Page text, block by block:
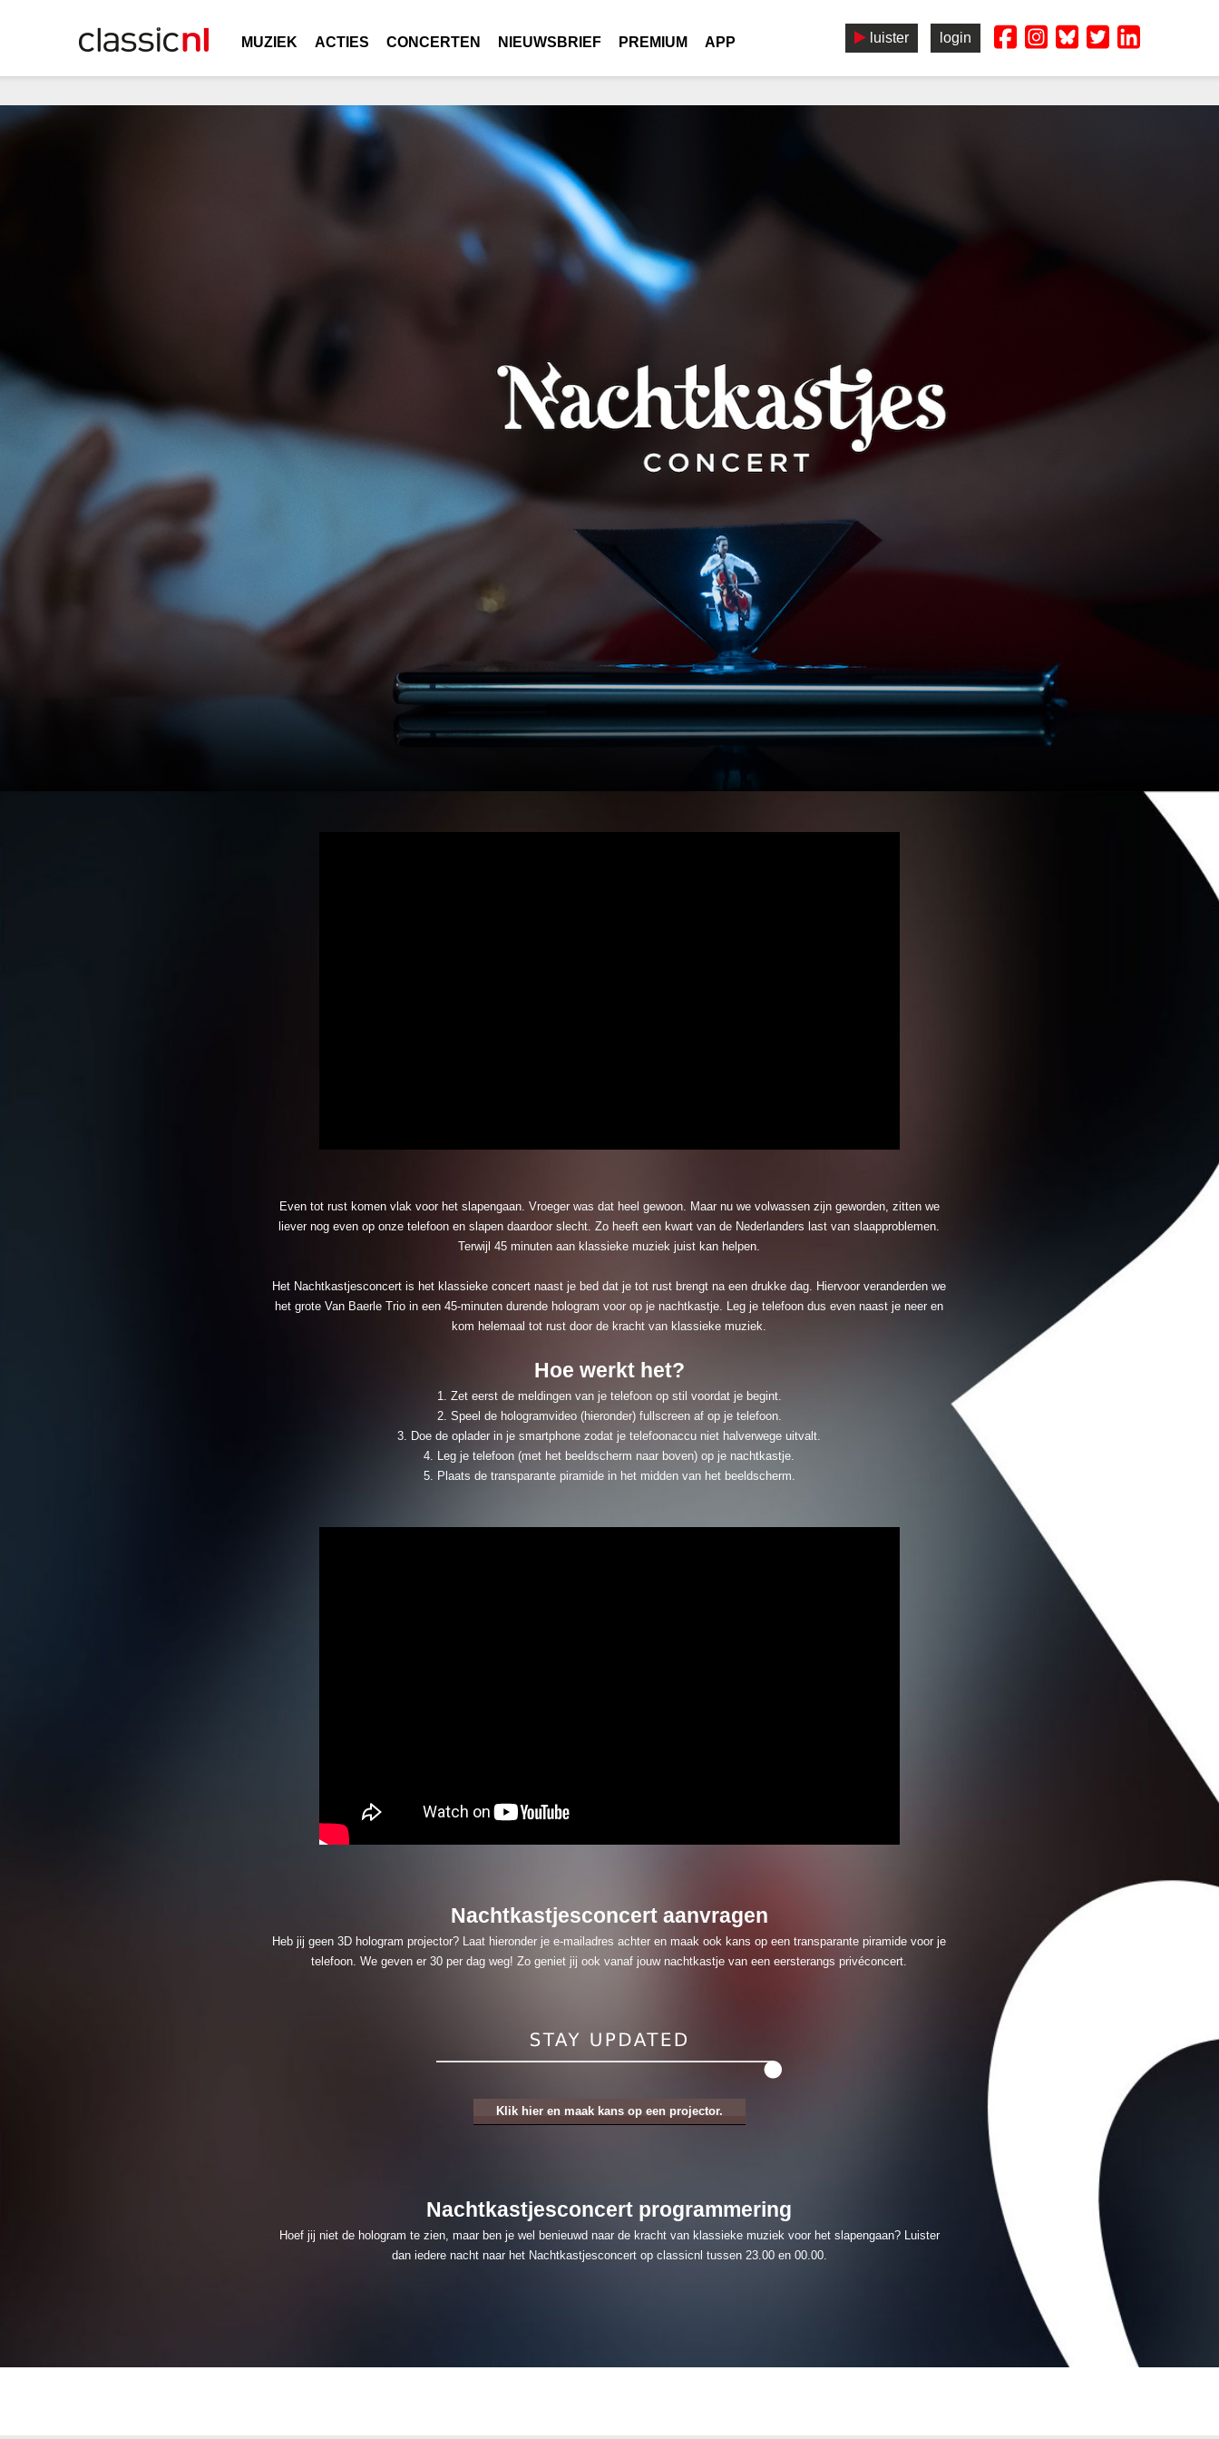
luister login
MUZIEK ACTIES CONCERTEN NIEUWSBRIEF PREMIUM APP
Even tot rust komen vlak voor het slapengaan. Vroeger was dat heel gewoon. Maar nu we volwassen zijn geworden, zitten we
liever nog even op onze telefoon en slapen daardoor slecht. Zo heeft een kwart van de Nederlanders last van slaapproblemen.
Terwijl 45 minuten aan klassieke muziek juist kan helpen.
Het Nachtkastjesconcert is het klassieke concert naast je bed dat je tot rust brengt na een drukke dag. Hiervoor veranderden we
het grote Van Baerle Trio in een 45-minuten durende hologram voor op je nachtkastje. Leg je telefoon dus even naast je neer en
kom helemaal tot rust door de kracht van klassieke muziek.
Hoe werkt het?
1. Zet eerst de meldingen van je telefoon op stil voordat je begint.
2. Speel de hologramvideo (hieronder) fullscreen af op je telefoon.
3. Doe de oplader in je smartphone zodat je telefoonaccu niet halverwege uitvalt.
4. Leg je telefoon (met het beeldscherm naar boven) op je nachtkastje.
5. Plaats de transparante piramide in het midden van het beeldscherm.
Nachtkastjesconcert aanvragen
Heb jij geen 3D hologram projector? Laat hieronder je e-mailadres achter en maak ook kans op een transparante piramide voor je
telefoon. We geven er 30 per dag weg! Zo geniet jij ook vanaf jouw nachtkastje van een eersterangs privéconcert.
Klik hier en maak kans op een projector.
Nachtkastjesconcert programmering
Hoef jij niet de hologram te zien, maar ben je wel benieuwd naar de kracht van klassieke muziek voor het slapengaan? Luister
dan iedere nacht naar het Nachtkastjesconcert op classicnl tussen 23.00 en 00.00.